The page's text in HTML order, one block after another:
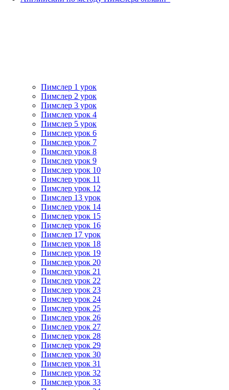
Пимслер 1 урок
Пимслер 2 урок
Пимслер 3 урок
Пимслер урок 4
Пимслер 5 урок
Пимслер урок 6
Пимслер урок 7
Пимслер урок 8
Пимслер урок 9
Пимслер урок 10
Пимслер урок 11
Пимслер урок 12
Пимслер 13 урок
Пимслер урок 14
Пимслер урок 15
Пимслер урок 16
Пимслер 17 урок
Пимслер урок 18
Пимслер урок 19
Пимслер урок 20
Пимслер урок 21
Пимслер урок 22
Пимслер урок 23
Пимслер урок 24
Пимслер урок 25
Пимслер урок 26
Пимслер урок 27
Пимслер урок 28
Пимслер урок 29
Пимслер урок 30
Пимслер урок 31
Пимслер урок 32
Пимслер урок 33